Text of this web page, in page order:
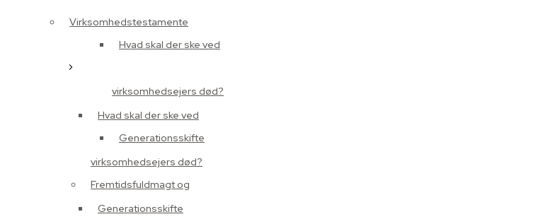
Hvad skal der ske ved
virksomhedsejers død?
Generationsskifte
Fremtidsfuldmagt og
Virksomhedstestamente
Hvad skal der ske ved
virksomhedsejers død?
Generationsskifte